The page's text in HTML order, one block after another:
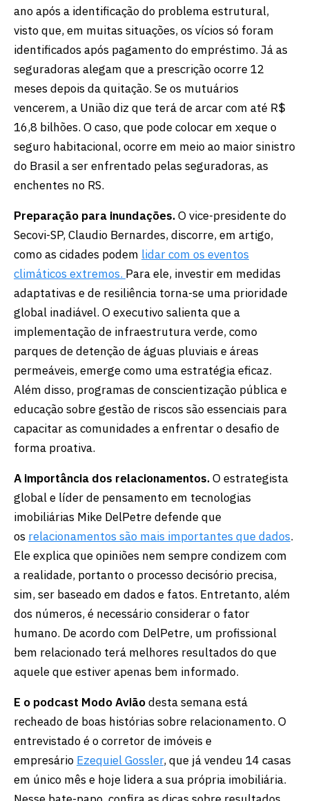
ano após a identificação do problema estrutural,
visto que, em muitas situações, os vícios só foram
identificados após pagamento do empréstimo. Já as
seguradoras alegam que a prescrição ocorre 12
meses depois da quitação. Se os mutuários
vencerem, a União diz que terá de arcar com até R$
16,8 bilhões. O caso, que pode colocar em xeque o
seguro habitacional, ocorre em meio ao maior sinistro
do Brasil a ser enfrentado pelas seguradoras, as
enchentes no RS.
Preparação para inundações.O vice-presidente do
Secovi-SP, Claudio Bernardes, discorre, em artigo,
como as cidades podem lidar com os eventos
climáticos extremos. Para ele, investir em medidas
adaptativas e de resiliência torna-se uma prioridade
global inadiável. O executivo salienta que a
implementação de infraestrutura verde, como
parques de detenção de águas pluviais e áreas
permeáveis, emerge como uma estratégia eficaz.
Além disso, programas de conscientização pública e
educação sobre gestão de riscos são essenciais para
capacitar as comunidades a enfrentar o desafio de
forma proativa.
A importância dos relacionamentos.O estrategista
global e líder de pensamento em tecnologias
imobiliárias Mike DelPetre defende que
os relacionamentos são mais importantes que dados.
Ele explica que opiniões nem sempre condizem com
a realidade, portanto o processo decisório precisa,
sim, ser baseado em dados e fatos. Entretanto, além
dos números, é necessário considerar o fator
humano. De acordo com DelPetre, um profissional
bem relacionado terá melhores resultados do que
aquele que estiver apenas bem informado.
E o podcast Modo Aviãodesta semana está
recheado de boas histórias sobre relacionamento. O
entrevistado é o corretor de imóveis e
empresário Ezequiel Gossler, que já vendeu 14 casas
em único mês e hoje lidera a sua própria imobiliária.